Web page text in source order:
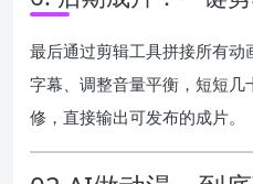
最后通过剪辑工具拼接所有
字幕、调整音量平衡，短短
修，直接输出可发布的成片。